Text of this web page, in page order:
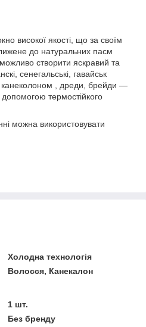
високої якості, що за своїм
до натуральних пасм
створити яскравий та
сенегальські, гавайськ
канеколоном , дреди, брейди —
термостійкого
можна використовувати
Холодна технологія
Волосся, Канекалон
1 шт.
Без бренду